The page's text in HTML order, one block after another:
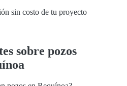
sin costo de tu proyecto
sobre pozos